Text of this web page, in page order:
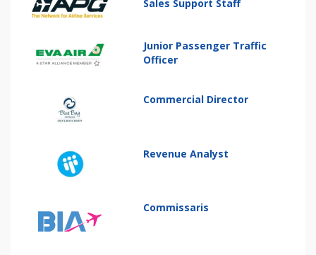
Sales Support Staff
Junior Passenger Traffic
Officer
Commercial Director
Revenue Analyst
Commissaris